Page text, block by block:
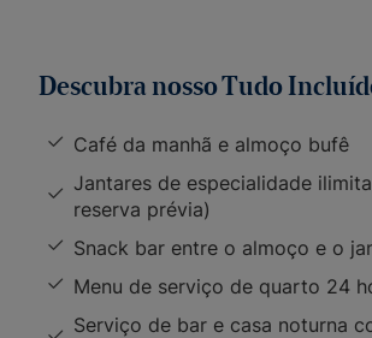
Descubra nosso Tudo
Café da manhã e almoço bufê
Jantares de especialidade
reserva prévia)
Snack bar entre o almoço e o
Menu de serviço de quarto 24
Serviço de bar e casa noturna